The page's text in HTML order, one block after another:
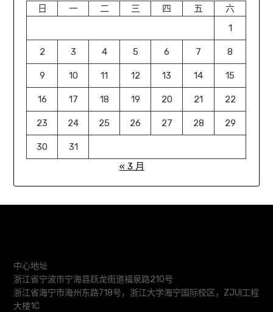
日 一 二 三 四 五
六
1
2 3 4 5 6 7 8
9 10 11 12 13 14 15
16 17 18 19 20 21 22
23 24 25 26 27 28 29
30
31
« 3 月
中心地址
浙江省宁波市宁海县跃龙街道福泉路210号
浙江省海宁市海州东路718号，浙江大学海宁国际校区，ZJUI工程
大楼1C